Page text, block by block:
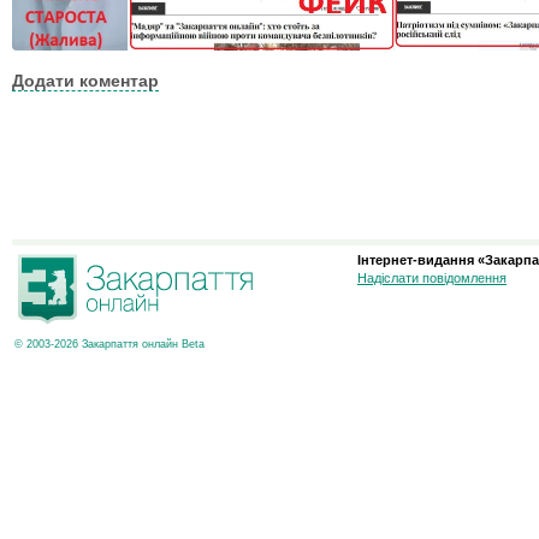
Додати коментар
© 2003-2026 Закарпаття онлайн Beta
Інтернет-видання
Надіслати повідомлення